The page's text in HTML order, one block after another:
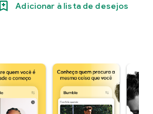
Adicionar à lista de desejos